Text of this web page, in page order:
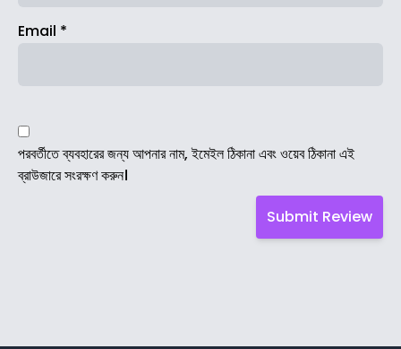
Email *
পরবর্তীতে ব্যবহারের জন্য আপনার নাম, ইমেইল ঠিকানা এবং ওয়েব ঠিকানা এই
ব্রাউজারে সংরক্ষণ করুন।